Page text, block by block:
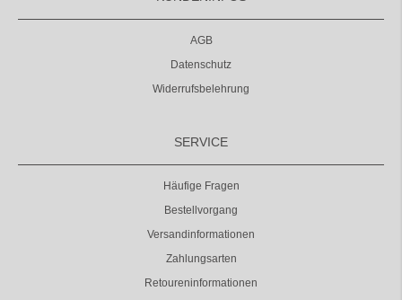
AGB
Datenschutz
Widerrufsbelehrung
SERVICE
Häufige Fragen
Bestellvorgang
Versandinformationen
Zahlungsarten
Retoureninformationen